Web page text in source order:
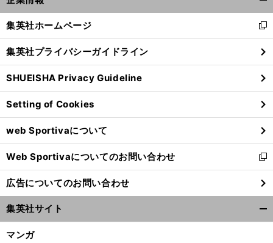
閉
る
集英社ホームページ
新
し
い
ウ
ィ
ン
ド
ウ
で
開
く
集英社プライバシーガイドライン
SHUEISHA Privacy Guideline
Setting of Cookies
web Sportivaについて
Web Sportivaについてのお問い合わせ
新
し
い
ウ
ィ
ン
広告についてのお問い合わせ
集英社サイト
マンガ